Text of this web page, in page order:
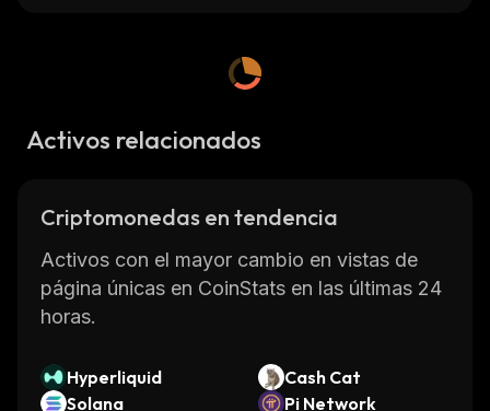
Activos relacionados
Criptomonedas en tendencia
Activos con el mayor cambio en vistas de
página únicas en CoinStats en las últimas 24
horas.
Hyperliquid
Cash Cat
Solana
Pi Network